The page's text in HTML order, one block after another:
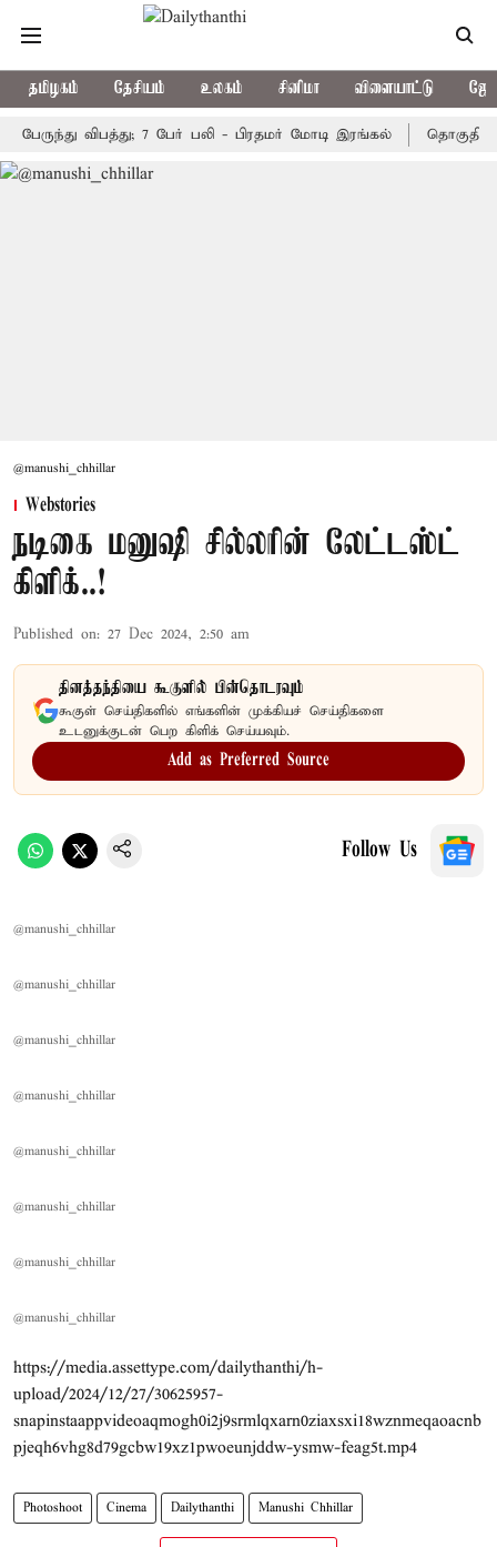
தமிழகம் தேசியம் உலகம் சினிமா விளையாட்டு
விபத்து; 7 பேர் பலி - பிரதமர் மோடி இரங்கல் தொகுதி
@manushi_chhillar
Webstories
நடிகை மனுஷி சில்லரின் லேட்டஸ்ட்
கிளிக்..!
Published on: 27 Dec 2024, 2:50 am
தினத்தந்தியை கூகுளில் பின்தொடரவும்
கூகுள் செய்திகளில் எங்களின் முக்கியச் செய்திகளை
உடனுக்குடன் பெற கிளிக் செய்யவும்.
Add as Preferred Source
Follow Us
@manushi_chhillar
@manushi_chhillar
@manushi_chhillar
@manushi_chhillar
@manushi_chhillar
@manushi_chhillar
@manushi_chhillar
@manushi_chhillar
https://media.assettype.com/dailythanthi/h-
upload/2024/12/27/30625957-
snapinstaappvideoaqmogh0i2j9srmlqxarn0ziaxsxi18wznmeqaoacnb
pjeqh6vhg8d79gcbw19xz1pwoeunjddw-ysmw-feag5t.mp4
Photoshoot Cinema Dailythanthi Manushi Chhillar